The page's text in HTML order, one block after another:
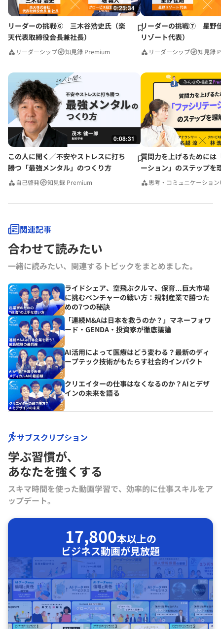
0:25:34
リーダーの挑戦⑥ 三木谷浩史氏（楽
天代表取締役会長兼社長）
リーダーシップ 知見録 Premium
リーダーの挑戦⑦ 星野
リゾート代表）
リーダーシップ 知見録
0:08:31
この人に聞く／不安やストレスに打ち
勝つ「最強メンタル」のつくり方
自己啓発 知見録 Premium
質問力を上げるためには
ーション」のステップを
みんなの相談室Premium
思考・コミュニケーション
関連記事
合わせて読みたい
一緒に読みたい、関連するトピックをまとめました｡
ライドシェア、空飛ぶクルマ、保育…巨大市場
に挑むベンチャーの戦い方：規制産業で勝つた
めの7つの秘訣
「連続M&Aは日本を救うのか？」マネーフォワ
ード・GENDA・投資家が徹底議論
AI活用によって医療はどう変わる？最新のディ
ープテック技術がもたらす社会的インパクト
クリエイターの仕事はなくなるのか？AIとデザ
インの未来を語る
サブスクリプション
学ぶ習慣が､
あなたを強くする
スキマ時間を使った動画学習で、効率的に仕事スキルをア
ップデート。
17,800本以上の
ビジネス動画が見放題